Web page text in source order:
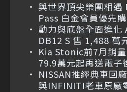
與世界頂尖樂團相
Pass 白金會員優先
動力與底盤全面進
DB12 S 售 1,488 萬
Kia Stonic前7月銷
79.9萬元起再送電子
NISSAN推經典車回
與INFINITI老車原廠